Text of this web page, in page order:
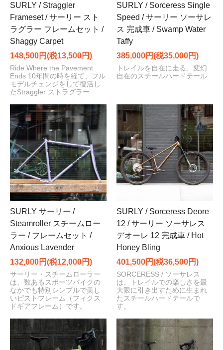
SURLY / Straggler
Frameset / サーリー スト
ラグラー フレームセット /
Shaggy Carpet
148,500円(税13,500円)
Ride Where the Pavement
Ends 10年間の時を経て、フル
モデルチェンジをして復活し
たStraggler ストラグラー
SURLY / Sorceress Single
Speed / サーリー ソーサレ
ス 完成車 / Swamp Water
Taffy
385,000円(税35,000円)
トレイルを自在に走る、変幻
自在のスチールハードテール
SURLY サーリー /
Steamroller スチームロー
ラー / フレームセット /
Anxious Lavender
132,000円(税12,000円)
サーリー・スチームローラー
は、数あるスポーツバイクの
なかでも特別シンプルで美し
いピストフレーム（フィクス
ドギアフレーム）です。
SURLY / Sorceress Deore
12 / サーリー ソーサレス
デオーレ 12 完成車 / Hot
Honey Bling
401,500円(税36,500円)
SORCERESS / ソーサレス
は、トレイルでの楽しさを最
大限に引き出すために生まれ
たスチールハードテールで
す。